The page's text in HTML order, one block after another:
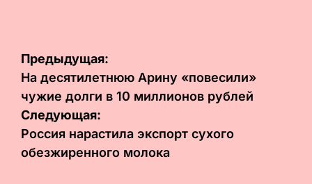
Навигация
по
записям
Предыдущая:
На десятилетнюю Арину «повесили»
чужие долги в 10 миллионов рублей
Следующая:
Россия нарастила экспорт сухого
обезжиренного молока